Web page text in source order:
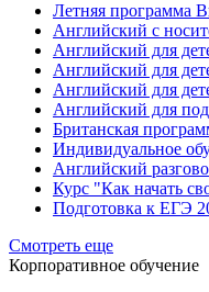
Летняя программа
Английский с
Английский для
Английский для
Английский для
Английский для
Британская
Индивидуальное
Английский
Курс "Как начать
Подготовка к ЕГЭ
Смотреть еще
Корпоративное обучение